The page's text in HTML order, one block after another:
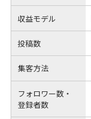
収益モデル
投稿数
集客方法
フォロワー数・
登録者数